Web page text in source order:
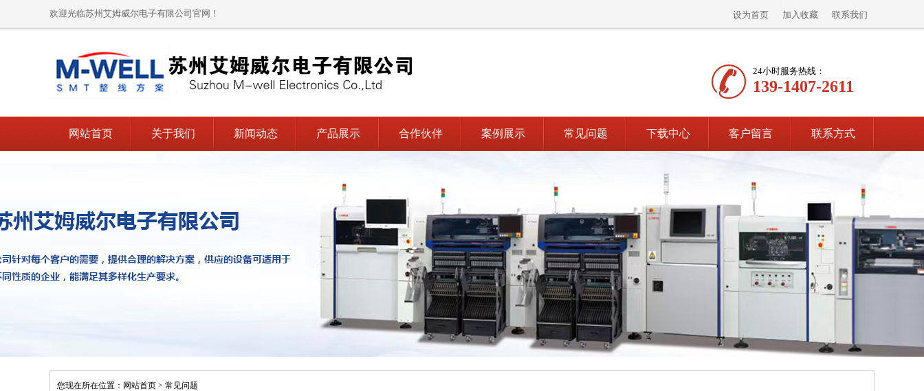
欢迎光临苏州艾姆威尔电子有限公司官网！ 设为首页 加入收藏 联系我们
24小时服务热线：
139-1407-2611
网站首页 关于我们 新闻动态 产品展示 合作伙伴 案例展示 常见问题 下载中心 客户留言 联系方式
您现在所在位置： 网站首页 > 常见问题